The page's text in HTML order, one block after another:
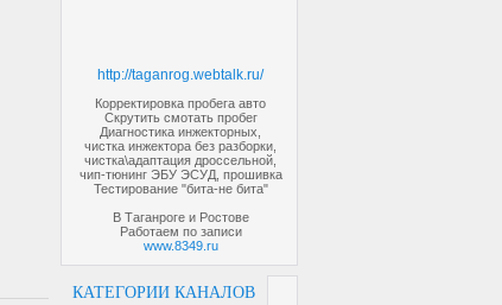
http://taganrog.webtalk.ru/
Корректировка пробега авто
Скрутить смотать пробег
Диагностика инжекторных,
чистка инжектора без разборки,
чистка\адаптация дроссельной,
чип-тюнинг ЭБУ ЭСУД, прошивка
Тестирование "бита-не бита"
В Таганроге и Ростове
Работаем по записи
www.8349.ru
КАТЕГОРИИ КАНАЛОВ